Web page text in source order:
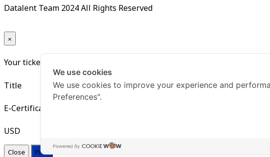
Datalent Team 2024 All Rights Reserved
×
Your ticket for the: E-Certificate หลักสูตร Introduction Data Management
Title
E-Certificate หลักสูตร Introduction Data Management based on DMBOK
USD
Close Print
We use cookies
We use cookies to improve your experience and
Preferences".